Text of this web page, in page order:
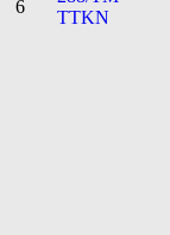
6
TTKN